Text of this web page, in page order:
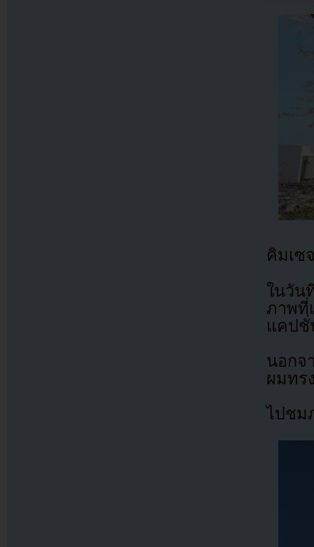
คิมเซ
ในวัน
ภาพที่
แคปชั่
นอกจ
ผมทร
ไปชม